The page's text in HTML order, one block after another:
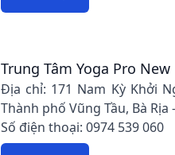
Trung Tâm Yoga Pro New
Địa chỉ: 171 Nam Kỳ Khởi
Thành phố Vũng Tầu, Bà Rịa
Số điện thoại: 0974 539 060